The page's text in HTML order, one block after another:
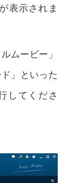
表示されま
ムービー」
」といった
してくださ